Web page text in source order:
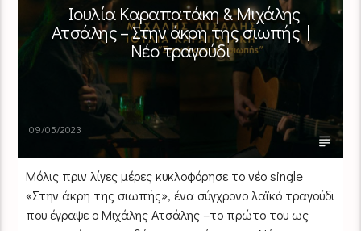
Ιουλία Καραπατάκη & Μιχάλης
Ατσάλης – Στην άκρη της σιωπής |
Νέο τραγούδι
09/05/2023
Μόλις πριν λίγες μέρες κυκλοφόρησε το νέο single
«Στην άκρη της σιωπής», ένα σύγχρονο λαϊκό τραγούδι
που έγραψε ο Μιχάλης Ατσάλης –το πρώτο του ως